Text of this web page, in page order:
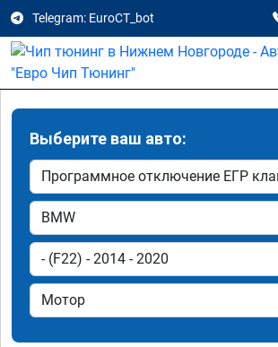
Telegram: EuroCT_bot
Выберите ваш авто: